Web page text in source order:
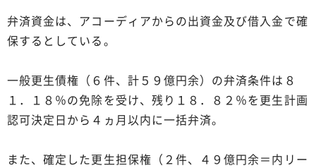
弁済資金は、アコーディアからの出資金及び借入金で確
保するとしている。
一般更生債権（６件、計５９億円余）の弁済条件は８
１．１８％の免除を受け、残り１８．８２％を更生計画
認可決定日から４ヵ月以内に一括弁済。
また、確定した更生担保権（２件、４９億円余＝内リー